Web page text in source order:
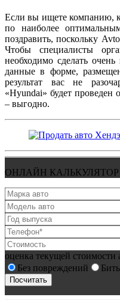
Если вы ищете компанию,
по наиболее
поздравить, поскольку
Чтобы специалисты
необходимо сделать
данные в форме,
результат вас не
«Hyundai» будет проведен
– выгодно.
ОНЛАЙН
оценка текущей стоимости
Без повреждений